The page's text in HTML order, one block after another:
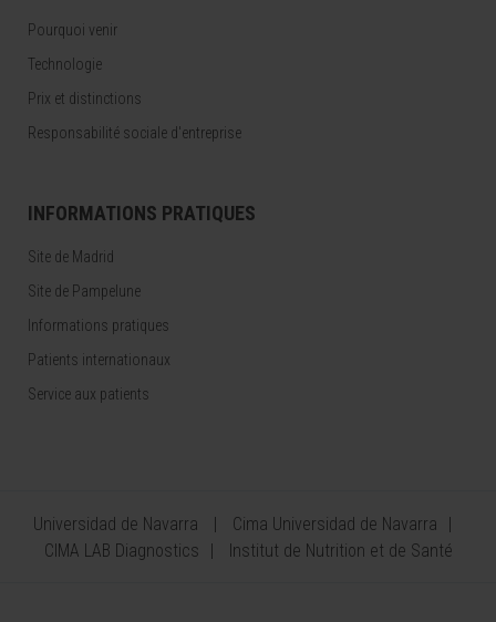
Pourquoi venir
Technologie
Prix et distinctions
Responsabilité sociale d'entreprise
INFORMATIONS PRATIQUES
Site de Madrid
Site de Pampelune
Informations pratiques
Patients internationaux
Service aux patients
Universidad de Navarra
Cima Universidad de Navarra
CIMA LAB Diagnostics
Institut de Nutrition et de Santé